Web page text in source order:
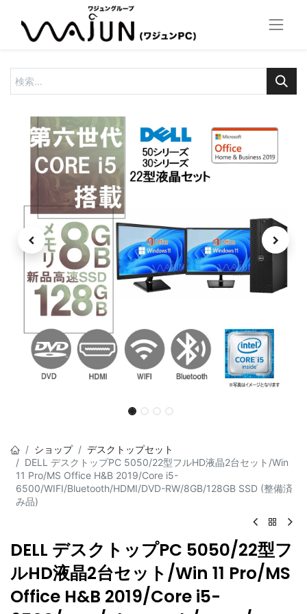
ショップ
デスクトップセット
DELL デスクトップPC 5050/22型フルHD液晶2台セット/Win
11 Pro/MS Office H&B 2019/Core i5-
6500/WIFI/Bluetooth/HDMI/DVD-RW/8GB/128GB SSD (整備済
み品)
DELL デスクトップPC 5050/22型フ
ルHD液晶2台セット/Win 11 Pro/MS
Office H&B 2019/Core i5-